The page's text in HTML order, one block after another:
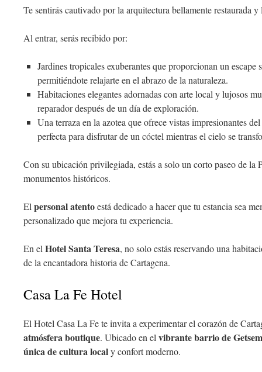
Te sentirás cautivado por la arquitectura bellamente restaurada
Al entrar, serás recibido por:
Jardines tropicales exuberantes que proporcionan un
permitiéndote relajarte en el abrazo de la naturaleza.
Habitaciones elegantes adornadas con arte local y lujosos
reparador después de un día de exploración.
Una terraza en la azotea que ofrece vistas impresionantes
perfecta para disfrutar de un cóctel mientras el cielo se
Con su ubicación privilegiada, estás a solo un corto paseo de la
monumentos históricos.
El personal atentoestá dedicado a hacer que tu estancia sea
personalizado que mejora tu experiencia.
En el Hotel Santa Teresa, no solo estás reservando una
de la encantadora historia de Cartagena.
Casa La Fe Hotel
El Hotel Casa La Fe te invita a experimentar el corazón de
atmósfera boutique. Ubicado en el vibrante barrio de
única de cultura localy confort moderno.